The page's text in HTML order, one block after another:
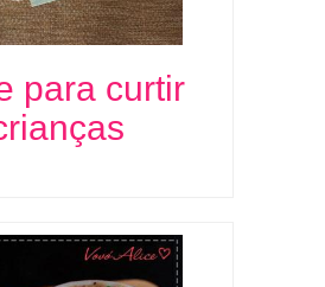
para curtir